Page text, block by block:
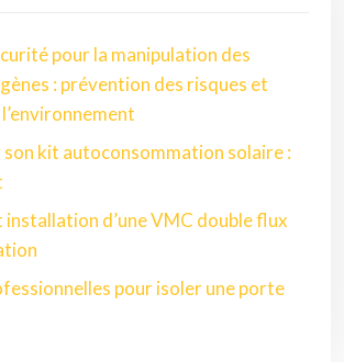
pour la manipulation des
: prévention des risques et
son kit autoconsommation solaire :
d’une VMC double flux
pour isoler une porte